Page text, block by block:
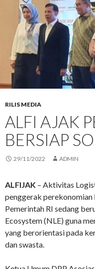
RILIS MEDIA
ALFI AJAK
BERSIAP
29/11/2022 ADMIN
ALFIJAK – Aktivitas
penggerak perekonomian
Pemerintah RI sedang
Ecosystem (NLE) guna
yang berorientasi pada
dan swasta.